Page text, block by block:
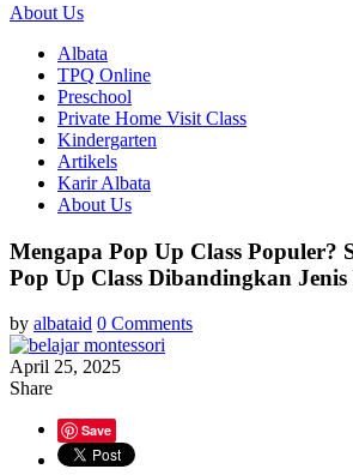
About Us
Albata
TPQ Online
Preschool
Private Home Visit Class
Kindergarten
Artikels
Karir Albata
About Us
Mengapa Pop Up Class Populer?
Pop Up Class Dibandingkan
by albataid 0 Comments
April 25, 2025
Share
Save